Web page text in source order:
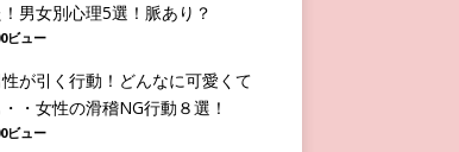
男女別心理5選！脈あり？
ビュー
が引く行動！どんなに可愛くて
・・女性の滑稽NG行動８選！
ビュー